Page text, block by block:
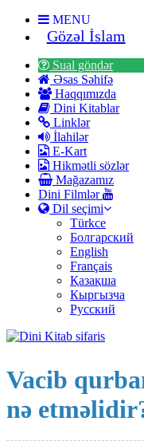
MENU
Gözəl İslam
Sual göndər
Əsas Səhifə
Haqqımızda
Dini Kitablar
Linklər
İlahilər
E-Kart
Hikmətli sözlər
Mağazamız
Dini Filmlər
Dil seçimi
Türkce
Болгарский
English
Français
Қазақша
Кыргызча
Русский
Vacib
nə